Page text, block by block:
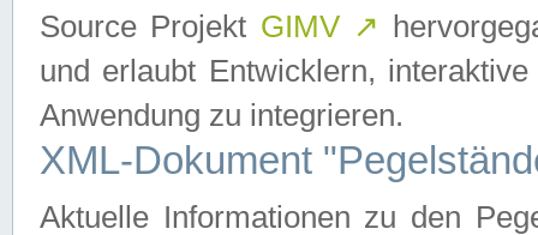
Source Projekt GIMV ↗
und erlaubt Entwicklern,
Anwendung zu integrieren.
XML-Dokument
Aktuelle Informationen zu den